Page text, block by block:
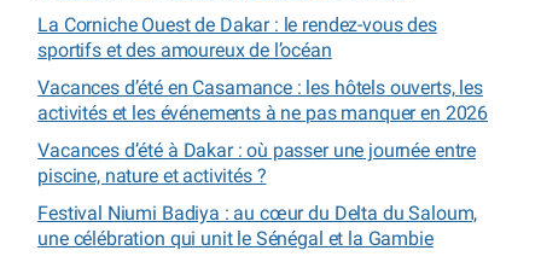
La Corniche Ouest de Dakar : le rendez-vous des
sportifs et des amoureux de l’océan
Vacances d’été en Casamance : les hôtels ouverts, les
activités et les événements à ne pas manquer en 2026
Vacances d’été à Dakar : où passer une journée entre
piscine, nature et activités ?
Festival Niumi Badiya : au cœur du Delta du Saloum,
une célébration qui unit le Sénégal et la Gambie